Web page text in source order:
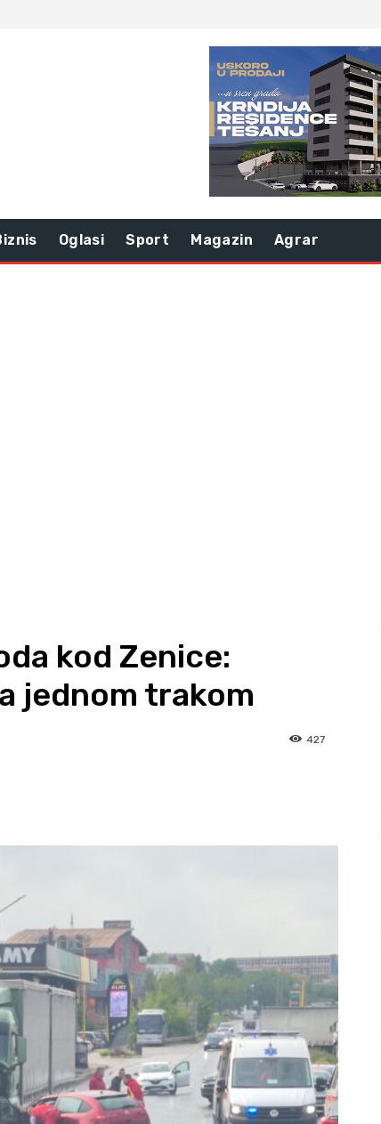
Oglasi Sport Magazin Agrar
kod Zenice:
jednom trakom
427